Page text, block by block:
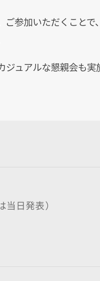
参加いただくこと
ジュアルな懇親会も
日発表）